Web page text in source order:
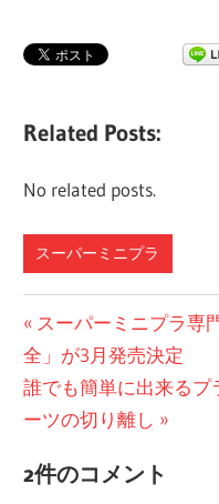
Related Posts:
No related posts.
スーパーミニプラ
投
稿
ナ
ビ
前
の
投
稿:
スーパーミニプラ専
全」が3月発売決定
次
の
稿:
誰でも簡単に出来る
ーツの切り離し
2件のコメント